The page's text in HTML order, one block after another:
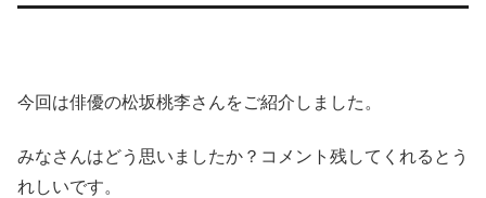
今回は俳優の松坂桃李さんをご紹介しました。
みなさんはどう思いましたか？コメント残してくれるとう
れしいです。